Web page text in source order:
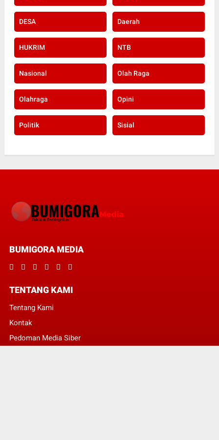
DESA Daerah
HUKRIM NTB
Nasional Olah Raga
Olahraga Opini
Politik Sisial
BUMIGORA MEDIA
TENTANG KAMI
Tentang Kami
Kontak
Pedoman Media Siber